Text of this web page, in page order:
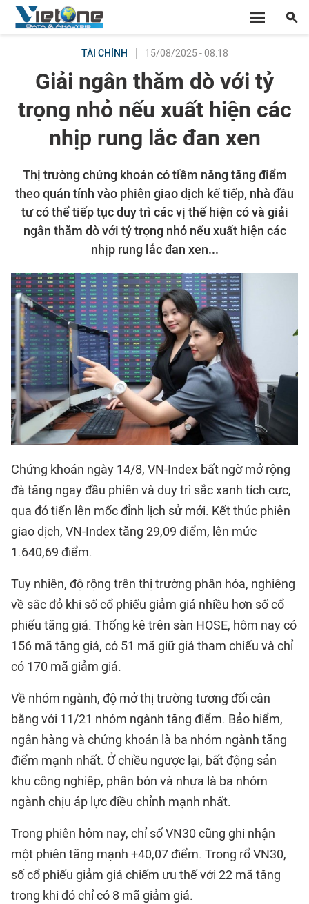
TÀI CHÍNH 15/08/2025 - 08:18
Giải ngân thăm dò với tỷ
trọng nhỏ nếu xuất hiện các
nhịp rung lắc đan xen
Thị trường chứng khoán có tiềm năng tăng điểm
theo quán tính vào phiên giao dịch kế tiếp, nhà đầu
tư có thể tiếp tục duy trì các vị thế hiện có và giải
ngân thăm dò với tỷ trọng nhỏ nếu xuất hiện các
nhịp rung lắc đan xen...
Chứng khoán ngày 14/8, VN-Index bất ngờ mở rộng
đà tăng ngay đầu phiên và duy trì sắc xanh tích cực,
qua đó tiến lên mốc đỉnh lịch sử mới. Kết thúc phiên
giao dịch, VN-Index tăng 29,09 điểm, lên mức
1.640,69 điểm.
Tuy nhiên, độ rộng trên thị trường phân hóa, nghiêng
về sắc đỏ khi số cổ phiếu giảm giá nhiều hơn số cổ
phiếu tăng giá. Thống kê trên sàn HOSE, hôm nay có
156 mã tăng giá, có 51 mã giữ giá tham chiếu và chỉ
có 170 mã giảm giá.
Về nhóm ngành, độ mở thị trường tương đối cân
bằng với 11/21 nhóm ngành tăng điểm. Bảo hiểm,
ngân hàng và chứng khoán là ba nhóm ngành tăng
điểm mạnh nhất. Ở chiều ngược lại, bất động sản
khu công nghiệp, phân bón và nhựa là ba nhóm
ngành chịu áp lực điều chỉnh mạnh nhất.
Trong phiên hôm nay, chỉ số VN30 cũng ghi nhận
một phiên tăng mạnh +40,07 điểm. Trong rổ VN30,
số cổ phiếu giảm giá chiếm ưu thế với 22 mã tăng
trong khi đó chỉ có 8 mã giảm giá.